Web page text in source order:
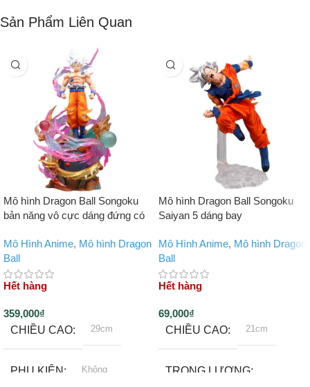
Sản Phẩm Liên Quan
Mô hình Dragon Ball Songoku
bản năng vô cực dáng đứng có
Mô Hình Anime, Mô hình Dragon
Ball
Hết hàng
359,000₫
CHIỀU CAO
29cm
PHỤ KIỆN Không
Mô hình Dragon Ball Songoku
Saiyan 5 dáng bay
Mô Hình Anime, Mô hình Dragon
Ball
Hết hàng
69,000₫
CHIỀU CAO
21cm
TRỌNG LƯỢNG